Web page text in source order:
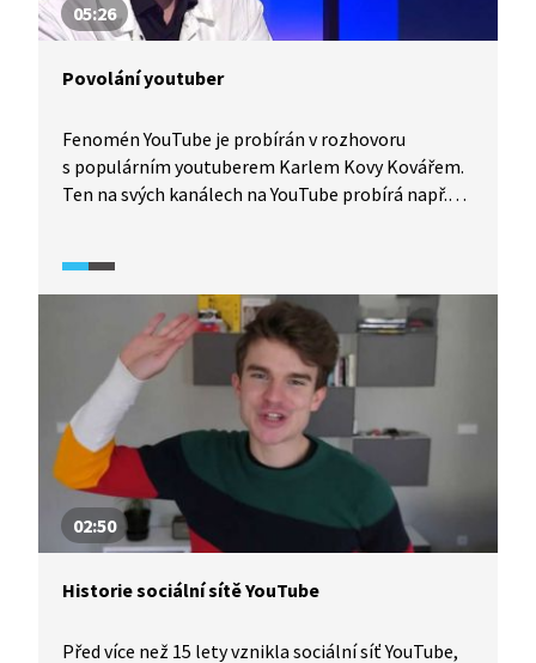
05:26
Povolání youtuber
Fenomén YouTube je probírán v rozhovoru
s populárním youtuberem Karlem Kovy Kovářem.
Ten na svých kanálech na YouTube probírá např.
propojení informací a zábavy. Za své počiny získal
dvakrát ocenění Videobloger roku a časopis Forbes
ho zařadil do svého žebříčku 30 pod 30. Jak
probíhá jeho proces tvorby a jak vypadá jeho
komunita. Jak si vybírá témata? Co chce svým
působením změnit? A jak moc se mu to daří?
02:50
Historie sociální sítě YouTube
Před více než 15 lety vznikla sociální síť YouTube,